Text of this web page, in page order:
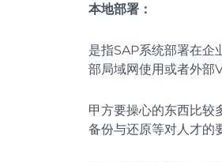
本地部署：
是指SAP系统部署在企
部局域网使用或者外部
甲方要操心的东西比较
备份与还原等对人才的